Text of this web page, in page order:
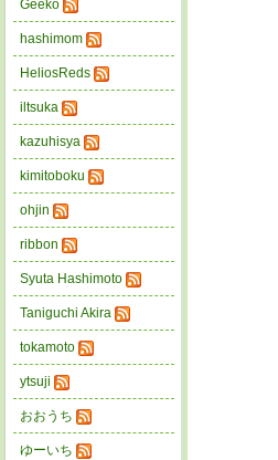
Geeko
hashimom
HeliosReds
iltsuka
kazuhisya
kimitoboku
ohjin
ribbon
Syuta Hashimoto
Taniguchi Akira
tokamoto
ytsuji
おおうち
ゆーいち